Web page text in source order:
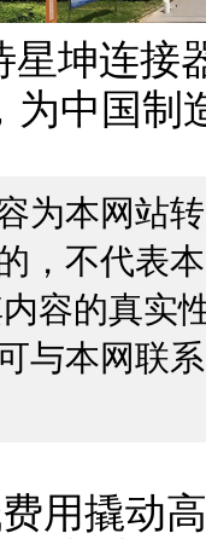
星坤连接
为中国制
为本网站
，不代表
容的真实
与本网联
用撬动